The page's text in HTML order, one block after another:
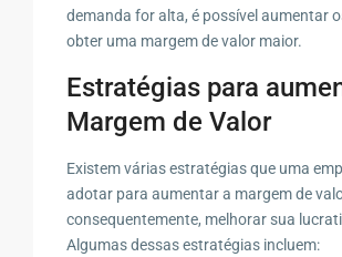
demanda for alta, é possível aumentar
obter uma margem de valor maior.
Estratégias para
Margem de Valor
Existem várias estratégias que uma
adotar para aumentar a margem de
consequentemente, melhorar sua
Algumas dessas estratégias incluem: